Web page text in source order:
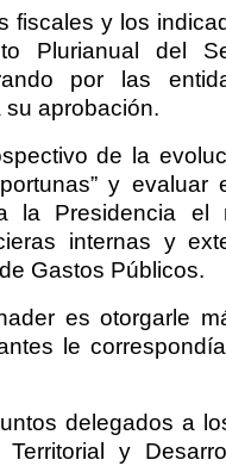
fiscales y los
Plurianual del
por las
aprobación.
de la
y evaluar
la Presidencia el
internas y
Gastos Públicos.
es otorgarle
le
delegados a
Territorial y